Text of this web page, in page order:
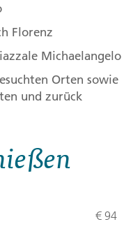
Florenz
Michaelangelo
Orten sowie
und zurück
€ 94